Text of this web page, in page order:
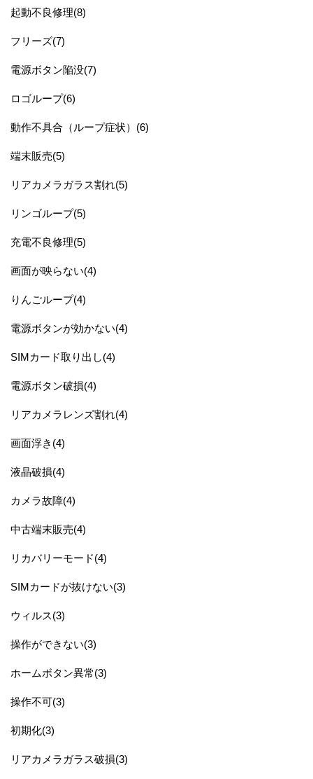
起動不良修理(8)
フリーズ(7)
電源ボタン陥没(7)
ロゴループ(6)
動作不具合（ループ症状）(6)
端末販売(5)
リアカメラガラス割れ(5)
リンゴループ(5)
充電不良修理(5)
画面が映らない(4)
りんごループ(4)
電源ボタンが効かない(4)
SIMカード取り出し(4)
電源ボタン破損(4)
リアカメラレンズ割れ(4)
画面浮き(4)
液晶破損(4)
カメラ故障(4)
中古端末販売(4)
リカバリーモード(4)
SIMカードが抜けない(3)
ウィルス(3)
操作ができない(3)
ホームボタン異常(3)
操作不可(3)
初期化(3)
リアカメラガラス破損(3)